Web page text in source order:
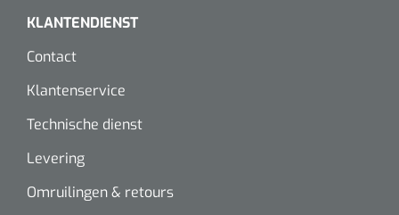
KLANTENDIENST
Contact
Klantenservice
Technische dienst
Levering
Omruilingen & retours